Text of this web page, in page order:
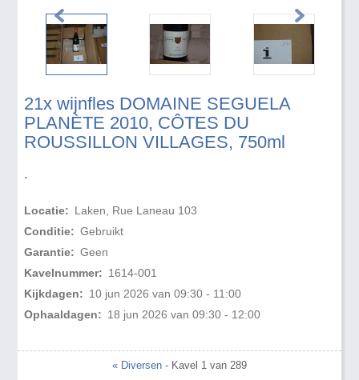
21x wijnfles DOMAINE SEGUELA
PLANÈTE 2010, CÔTES DU
ROUSSILLON VILLAGES, 750ml
.
Locatie: Laken, Rue Laneau 103
Conditie: Gebruikt
Garantie: Geen
Kavelnummer: 1614-001
Kijkdagen: 10 jun 2026 van 09:30 - 11:00
Ophaaldagen: 18 jun 2026 van 09:30 - 12:00
« Diversen - Kavel 1 van 289